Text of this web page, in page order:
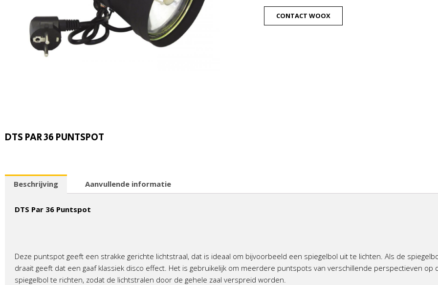
Puntspot
aantal
CONTACT WOOX
DTS PAR 36 PUNTSPOT
Beschrijving Aanvullende informatie
DTS Par 36 Puntspot
Deze puntspot geeft een strakke gerichte lichtstraal, dat is ideaal om bijvoorbeeld een spiegelbol uit te lichten. Als de
draait geeft dat een gaaf klassiek disco effect. Het is gebruikelijk om meerdere puntspots van verschillende perspectieven op
spiegelbol te richten, zodat de lichtstralen door de gehele zaal verspreid worden.